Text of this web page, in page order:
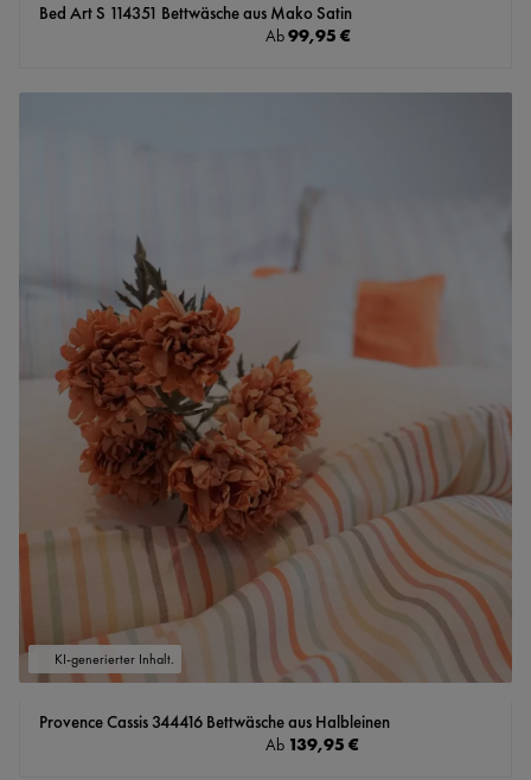
Bed Art S 114351 Bettwäsche aus Mako Satin
Regulärer Preis:
Ab99,95 €
KI-generierter Inhalt.
Provence Cassis 344416 Bettwäsche aus Halbleinen
Regulärer Preis:
Ab 139,95 €